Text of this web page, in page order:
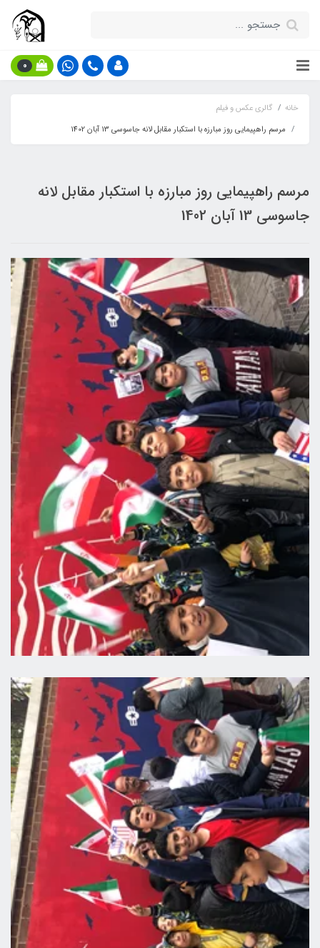
0
خانه
گالری عکس و فیلم
مرسم راهپیمایی روز مبارزه با استکبار مقابل لانه جاسوسی 13 آبان 1402
مرسم راهپیمایی روز مبارزه با استکبار مقابل لانه
جاسوسی 13 آبان 1402